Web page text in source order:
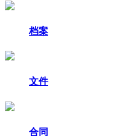
档案
文件
合同